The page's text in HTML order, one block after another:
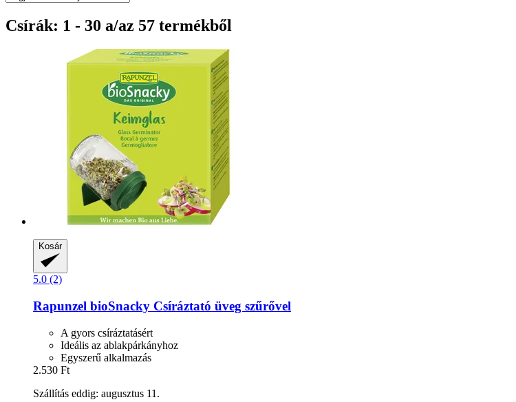
Csírák: 1 - 30 a/az 57 termékből
Kosár
5.0 (2)
Rapunzel bioSnacky Csíráztató üveg szűrővel
A gyors csíráztatásért
Ideális az ablakpárkányhoz
Egyszerű alkalmazás
2.530 Ft
Szállítás eddig: augusztus 11.